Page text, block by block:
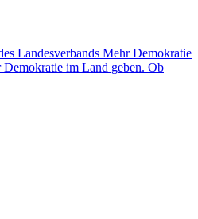
Landesverbands Mehr Demokratie
im Land geben. Ob